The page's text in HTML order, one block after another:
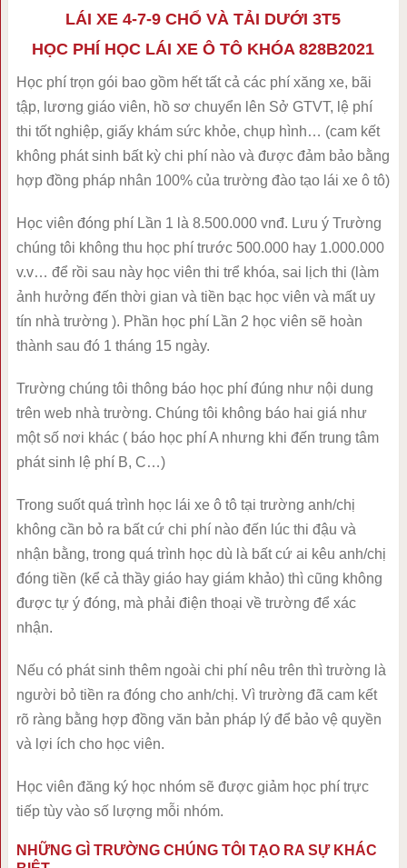
LÁI XE 4-7-9 CHỔ VÀ TẢI DƯỚI 3T5
HỌC PHÍ HỌC LÁI XE Ô TÔ KHÓA 828B2021
Học phí trọn gói bao gồm hết tất cả các phí xăng xe, bãi
tập, lương giáo viên, hồ sơ chuyển lên Sở GTVT, lệ phí
thi tốt nghiệp, giấy khám sức khỏe, chụp hình… (cam kết
không phát sinh bất kỳ chi phí nào và được đảm bảo bằng
hợp đồng pháp nhân 100% của trường đào tạo lái xe ô tô)
Học viên đóng phí Lần 1 là 8.500.000 vnđ. Lưu ý Trường
chúng tôi không thu học phí trước 500.000 hay 1.000.000
v.v… để rồi sau này học viên thi trể khóa, sai lịch thi (làm
ảnh hưởng đến thời gian và tiền bạc học viên và mất uy
tín nhà trường ). Phần học phí Lần 2 học viên sẽ hoàn
thành sau đó 1 tháng 15 ngày.
Trường chúng tôi thông báo học phí đúng như nội dung
trên web nhà trường. Chúng tôi không báo hai giá như
một số nơi khác ( báo học phí A nhưng khi đến trung tâm
phát sinh lệ phí B, C…)
Trong suốt quá trình học lái xe ô tô tại trường anh/chị
không cần bỏ ra bất cứ chi phí nào đến lúc thi đậu và
nhận bằng, trong quá trình học dù là bất cứ ai kêu anh/chị
đóng tiền (kể cả thầy giáo hay giám khảo) thì cũng không
được tự ý đóng, mà phải điện thoại về trường để xác
nhận.
Nếu có phát sinh thêm ngoài chi phí nêu trên thì trường là
người bỏ tiền ra đóng cho anh/chị. Vì trường đã cam kết
rõ ràng bằng hợp đồng văn bản pháp lý để bảo vệ quyền
và lợi ích cho học viên.
Học viên đăng ký học nhóm sẽ được giảm học phí trực
tiếp tùy vào số lượng mỗi nhóm.
NHỮNG GÌ TRƯỜNG CHÚNG TÔI TẠO RA SỰ KHÁC